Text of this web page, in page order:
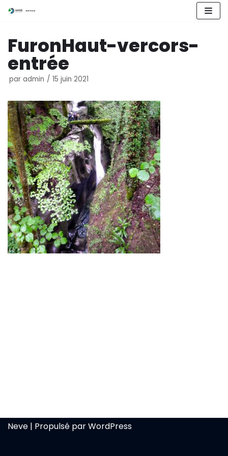
au
contenu
FuronHaut-vercors-
entrée
par admin 15 juin 2021
Neve | Propulsé parWordPress